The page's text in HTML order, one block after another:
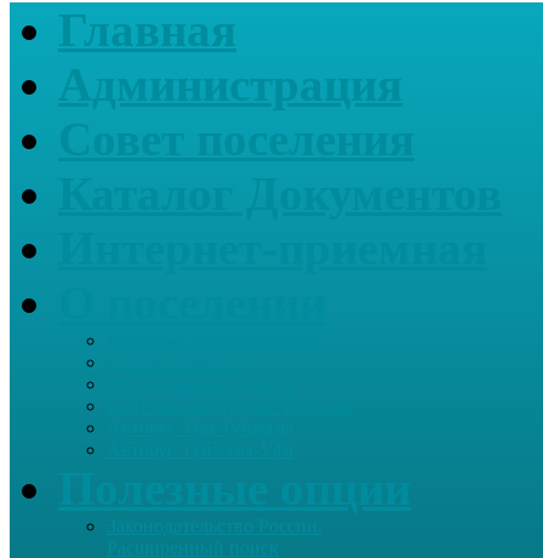
Главная
Администрация